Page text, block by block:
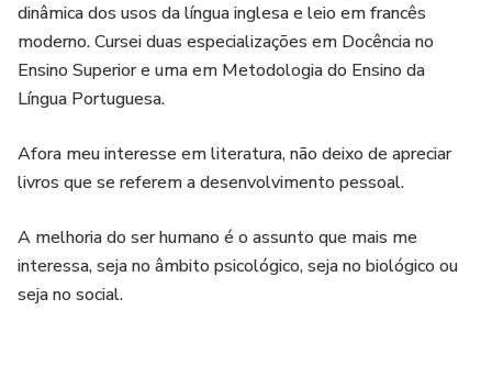
dinâmica dos usos da língua inglesa e leio em francês
moderno. Cursei duas especializações em Docência no
Ensino Superior e uma em Metodologia do Ensino da
Língua Portuguesa.
Afora meu interesse em literatura, não deixo de apreciar
livros que se referem a desenvolvimento pessoal.
A melhoria do ser humano é o assunto que mais me
interessa, seja no âmbito psicológico, seja no biológico ou
seja no social.